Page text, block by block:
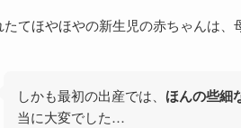
たてほやほやの新生児の赤ちゃんは
しかも最初の出産では、 ほんの些細
当に大変でした…